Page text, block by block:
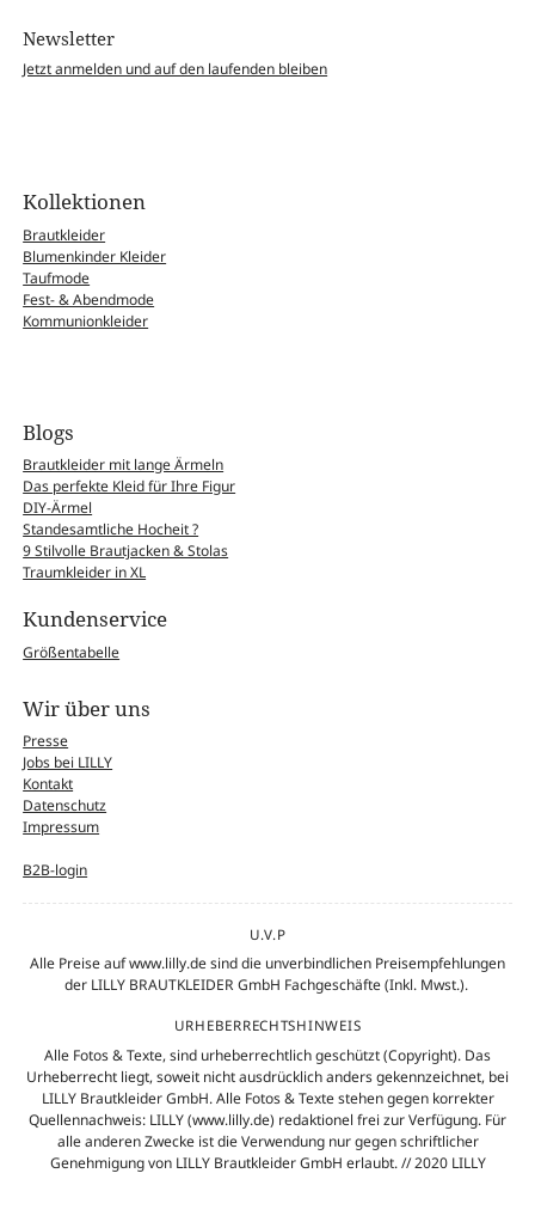
Newsletter
Jetzt anmelden und auf den laufenden bleiben
Kollektionen
Brautkleider
Blumenkinder Kleider
Taufmode
Fest- & Abendmode
Kommunionkleider
Blogs
Brautkleider mit lange Ärmeln
Das perfekte Kleid für Ihre Figur
DIY-Ärmel
Standesamtliche Hocheit ?
9 Stilvolle Brautjacken & Stolas
Traumkleider in XL
Kundenservice
Größentabelle
Wir über uns
Presse
Jobs bei LILLY
Kontakt
Datenschutz
Impressum
B2B-login
U.V.P
Alle Preise auf www.lilly.de sind die unverbindlichen Preisempfehlungen
der LILLY BRAUTKLEIDER GmbH Fachgeschäfte (Inkl. Mwst.).
URHEBERRECHTSHINWEIS
Alle Fotos & Texte, sind urheberrechtlich geschützt (Copyright). Das
Urheberrecht liegt, soweit nicht ausdrücklich anders gekennzeichnet, bei
LILLY Brautkleider GmbH. Alle Fotos & Texte stehen gegen korrekter
Quellennachweis: LILLY (www.lilly.de) redaktionel frei zur Verfügung. Für
alle anderen Zwecke ist die Verwendung nur gegen schriftlicher
Genehmigung von LILLY Brautkleider GmbH erlaubt. // 2020 LILLY